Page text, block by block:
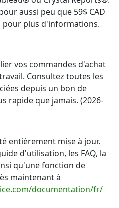
aussi peu que 59$ CAD
pour plus d'informations.
vos commandes d'achat
Consultez toutes les
depuis un bon de
rapide que jamais. (2026-
entièrement mise à jour.
d'utilisation, les FAQ, la
qu'une fonction de
maintenant à
documentation/fr/